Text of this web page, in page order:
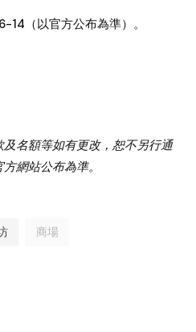
（以官方公布為準）。
名額等如有更改，恕不另行通
網站公布為準。
商場